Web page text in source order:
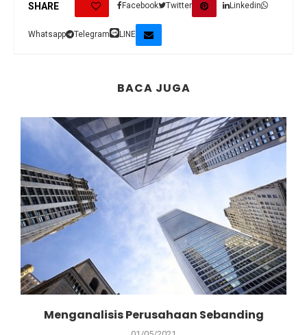
SHARE Facebook Twitter Linkedin
Whatsapp Telegram LINE
BACA JUGA
Menganalisis Perusahaan Sebanding